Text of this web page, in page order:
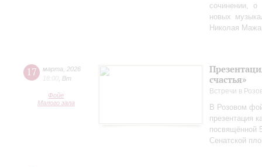
сочинении,
новых
Николая
17 марта
2026
18:00 Вт
Фойе
Малого зала
счастья»
Встречи в
В Розовом
презентация
посвящённой
Сенатской